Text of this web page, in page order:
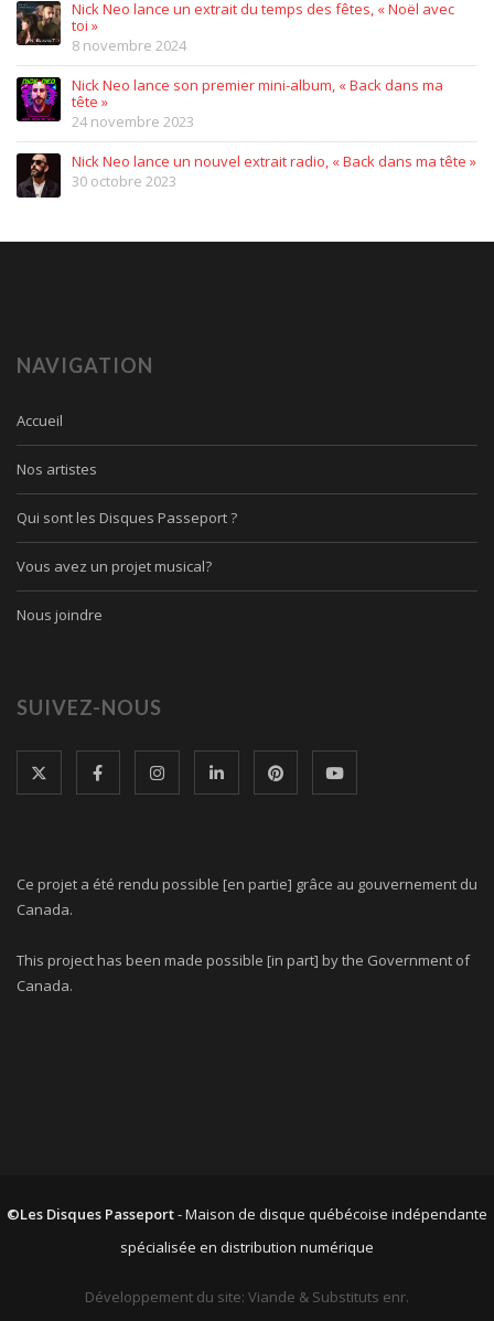
Nick Neo lance un extrait du temps des fêtes, « Noël avec
toi »
8 novembre 2024
Nick Neo lance son premier mini-album, « Back dans ma
tête »
24 novembre 2023
Nick Neo lance un nouvel extrait radio, « Back dans ma tête »
30 octobre 2023
NAVIGATION
Accueil
Nos artistes
Qui sont les Disques Passeport ?
Vous avez un projet musical?
Nous joindre
SUIVEZ-NOUS
Ce projet a été rendu possible [en partie] grâce au gouvernement du
Canada.
This project has been made possible [in part] by the Government of
Canada.
©Les Disques Passeport- Maison de disque québécoise indépendante
spécialisée en distribution numérique
Développement du site: Viande & Substituts enr.